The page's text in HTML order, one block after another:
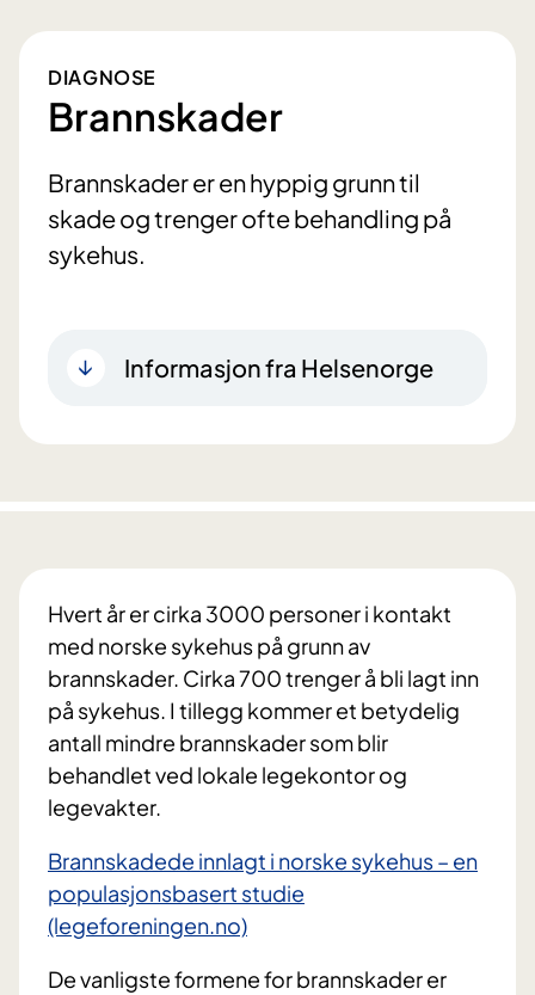
DIAGNOSE
Brannskader
Brannskader er en hyppig grunn til
skade og trenger ofte behandling på
sykehus.
Informasjon fra Helsenorge
Hvert år er cirka 3000 personer i kontakt
med norske sykehus på grunn av
brannskader. Cirka 700 trenger å bli lagt inn
på sykehus. I tillegg kommer et betydelig
antall mindre brannskader som blir
behandlet ved lokale legekontor og
legevakter.
Brannskadede innlagt i norske sykehus – en
populasjonsbasert studie
(legeforeningen.no)
De vanligste formene for brannskader er